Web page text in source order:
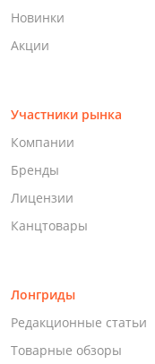
Новинки
Акции
Участники рынка
Компании
Бренды
Лицензии
Канцтовары
Лонгриды
Редакционные статьи
Товарные обзоры